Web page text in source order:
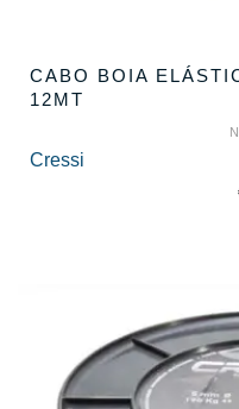
CABO BOIA
12MT
Cressi